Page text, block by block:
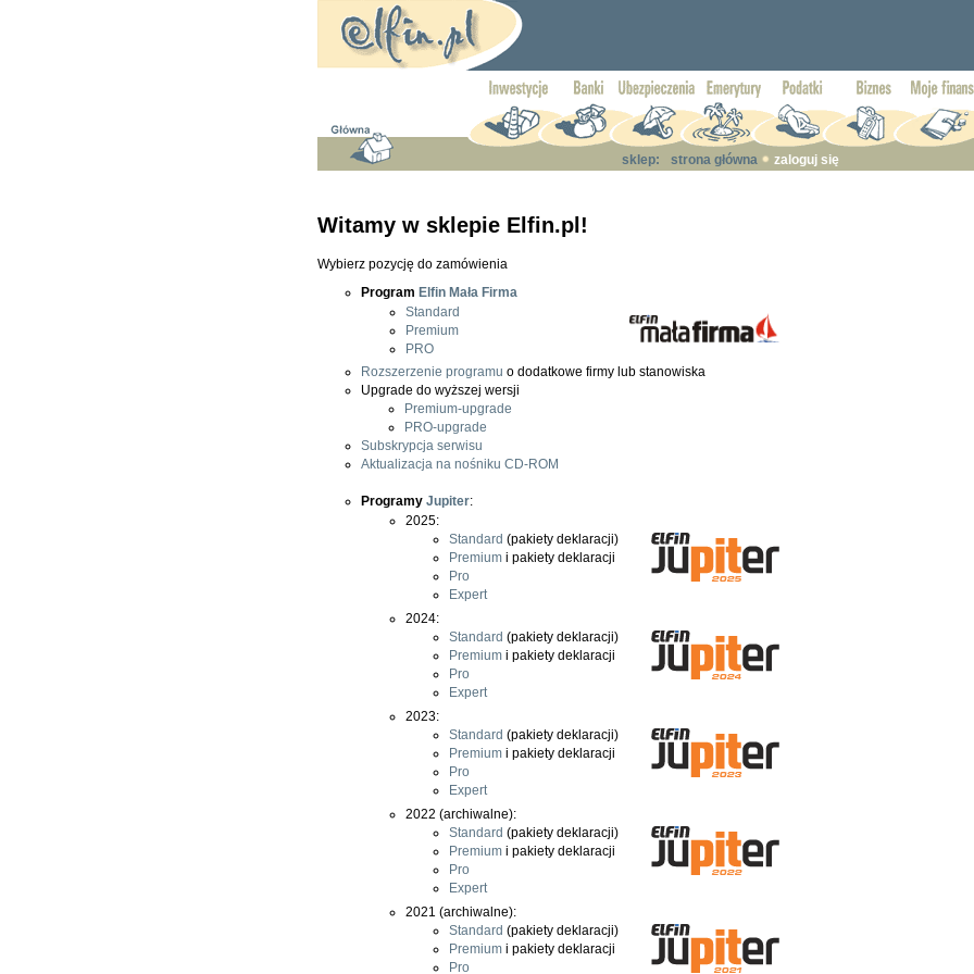
sklep: strona główna zaloguj się
Witamy w sklepie Elfin.pl!
Wybierz pozycję do zamówienia
Program Elfin Mała Firma
Standard
Premium
PRO
Rozszerzenie programu o dodatkowe firmy lub stanowiska
Upgrade do wyższej wersji
Premium-upgrade
PRO-upgrade
Subskrypcja serwisu
Aktualizacja na nośniku CD-ROM
Programy Jupiter:
2025:
Standard (pakiety deklaracji)
Premium i pakiety deklaracji
Pro
Expert
2024:
Standard (pakiety deklaracji)
Premium i pakiety deklaracji
Pro
Expert
2023:
Standard (pakiety deklaracji)
Premium i pakiety deklaracji
Pro
Expert
2022 (archiwalne):
Standard (pakiety deklaracji)
Premium i pakiety deklaracji
Pro
Expert
2021 (archiwalne):
Standard (pakiety deklaracji)
Premium i pakiety deklaracji
Pro